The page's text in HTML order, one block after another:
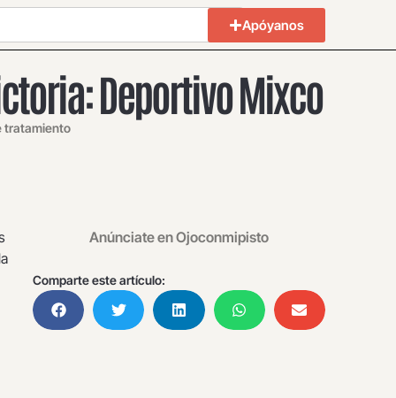
Apóyanos
Deportivo Mixco
tratamiento
Anúnciate en Ojoconmipisto
Comparte este artículo: